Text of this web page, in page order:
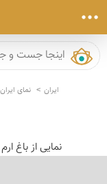
ایران نمای ایران
نمایی از باغ